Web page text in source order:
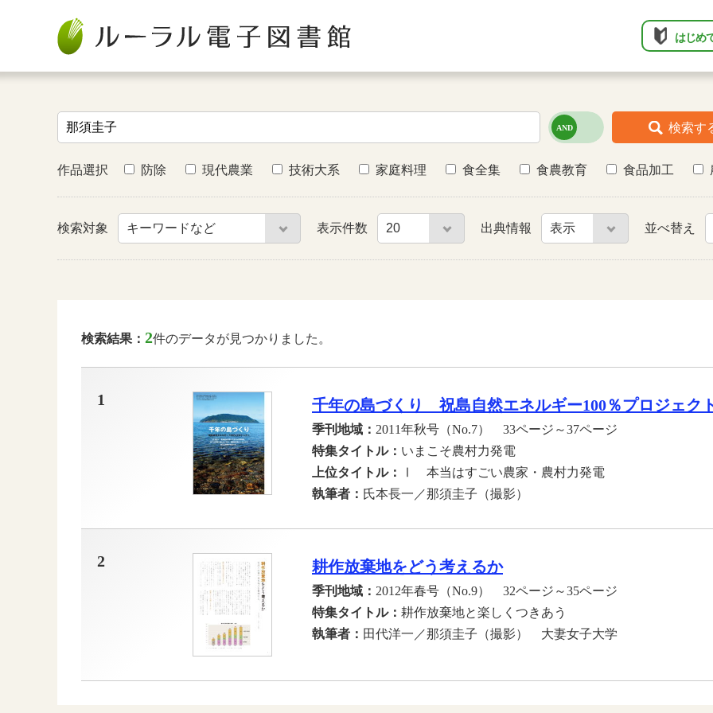
はじめ
検索す
作品選択 防除 現代農業 技術大系 家庭料理 食全集 食農教育 食品加工
検索対象 表示件数 出典情報 並べ替え
検索結果： 2件のデータが見つかりました。
1 千年の島づくり 祝島自然エネルギー100％プロジェク
季刊地域： 2011年秋号（No.7） 33ページ～37ページ
特集タイトル： いまこそ農村力発電
上位タイトル：
Ⅰ 本当はすごい農家・農村力発電
執筆者： 氏本長一／那須圭子（撮影）
2 耕作放棄地をどう考えるか
季刊地域： 2012年春号（No.9） 32ページ～35ページ
特集タイトル： 耕作放棄地と楽しくつきあう
執筆者： 田代洋一／那須圭子（撮影） 大妻女子大学